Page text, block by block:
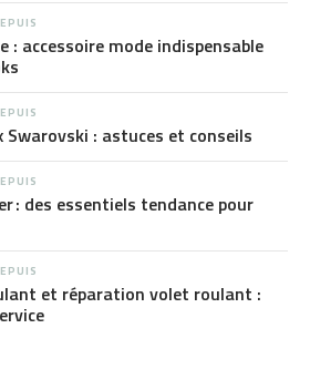
: accessoire mode indispensable
: astuces et conseils
: des essentiels tendance pour
et réparation volet roulant :